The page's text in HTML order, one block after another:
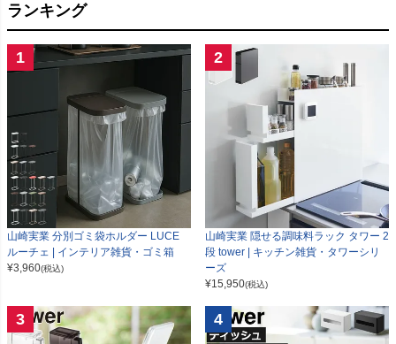
ランキング
1
山崎実業 分別ゴミ袋ホルダー LUCE
ルーチェ | インテリア雑貨・ゴミ箱
¥3,960(税込)
2
山崎実業 隠せる調味料ラック タワー 2
段 tower | キッチン雑貨・タワーシリ
ーズ
¥15,950(税込)
3 4